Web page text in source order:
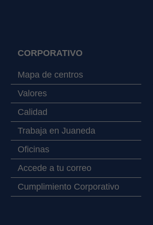
CORPORATIVO
Mapa de centros
Valores
Calidad
Trabaja en Juaneda
Oficinas
Accede a tu correo
Cumplimiento Corporativo